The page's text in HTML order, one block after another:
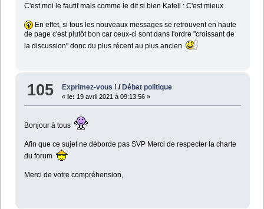
C'est moi le fautif mais comme le dit si bien Katell : C'est mieux
En effet, si tous les nouveaux messages se retrouvent en haute
de page c'est plutôt bon car ceux-ci sont dans l'ordre "croissant de
la discussion" donc du plus récent au plus ancien
105 Exprimez-vous ! /Débat politique
«le: 19 avril 2021 à 09:13:56 »
Bonjour à tous
Afin que ce sujet ne déborde pas SVP Merci de respecter la charte
du forum
Merci de votre compréhension,